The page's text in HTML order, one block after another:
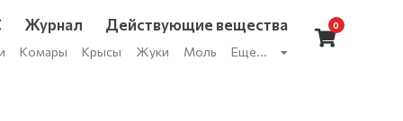
Журнал Действующие вещества
Комары Крысы Жуки Моль Еще...
0